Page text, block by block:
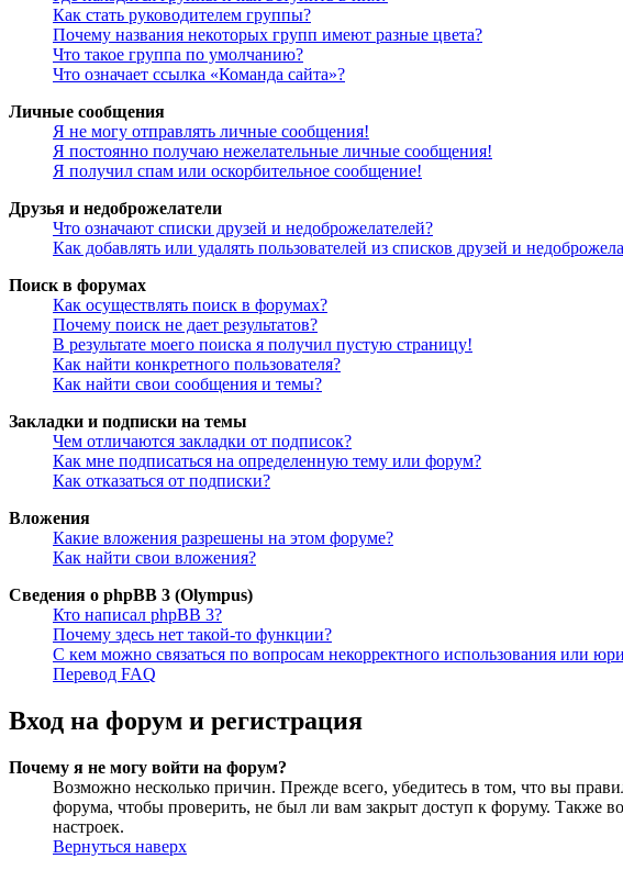
Как стать руководителем группы?
Почему названия некоторых групп имеют разные цвета?
Что такое группа по умолчанию?
Что означает ссылка «Команда сайта»?
Личные сообщения
Я не могу отправлять личные сообщения!
Я постоянно получаю нежелательные личные сообщения!
Я получил спам или оскорбительное сообщение!
Друзья и недоброжелатели
Что означают списки друзей и недоброжелателей?
Как добавлять или удалять пользователей из списков друзей и
Поиск в форумах
Как осуществлять поиск в форумах?
Почему поиск не дает результатов?
В результате моего поиска я получил пустую страницу!
Как найти конкретного пользователя?
Как найти свои сообщения и темы?
Закладки и подписки на темы
Чем отличаются закладки от подписок?
Как мне подписаться на определенную тему или форум?
Как отказаться от подписки?
Вложения
Какие вложения разрешены на этом форуме?
Как найти свои вложения?
Сведения о phpBB 3 (Olympus)
Кто написал phpBB 3?
Почему здесь нет такой-то функции?
С кем можно связаться по вопросам некорректного использования или
Перевод FAQ
Вход на форум и регистрация
Почему я не могу войти на форум?
Возможно несколько причин. Прежде всего, убедитесь в том, что вы
форума, чтобы проверить, не был ли вам закрыт доступ к форуму. Также
настроек.
Вернуться наверх